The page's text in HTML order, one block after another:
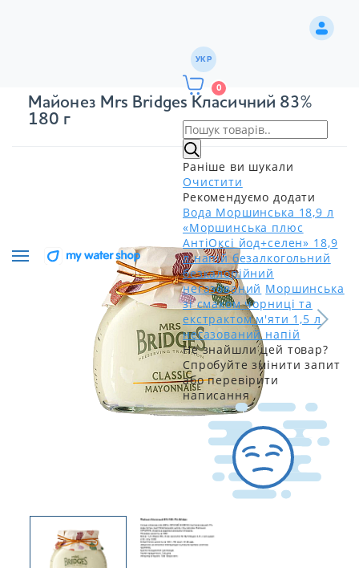
УКР
0
Раніше ви шукали
Очистити
Рекомендуємо додати
Вода Моршинська 18,9 л
«Моршинська плюс
АнтіОксі йод+селен» 18,9
л напій безалкогольний
безкалорійний
негазований Моршинська
зі смаком чорниці та
екстрактом м'яти 1,5 л
негазований напій
Не знайшли цей товар?
Спробуйте змінити запит
або перевірити
написання
Майонез Mrs Bridges Класичний 83%
180 г